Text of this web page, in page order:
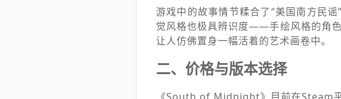
游戏中的故事情节糅合了“美国南方民
觉风格也极具辨识度——手绘风格的角色
让人仿佛置身一幅活着的艺术画卷中。
二、价格与版本选择